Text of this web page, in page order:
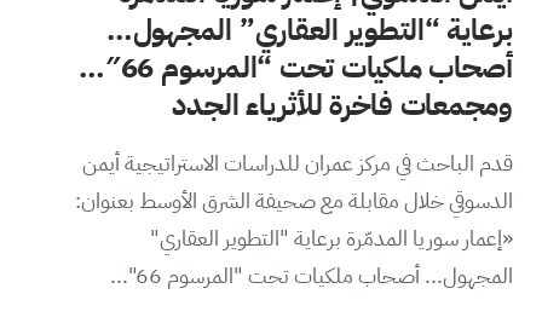
برعاية “التطوير العقاري” المجهول…
أصحاب ملكيات تحت “المرسوم 66″…
ومجمعات فاخرة للأثرياء الجدد
قدم الباحث في مركز عمران للدراسات الاستراتيجية أيمن
الدسوقي خلال مقابلة مع صحيفة الشرق الأوسط بعنوان:
«إعمار سوريا المدمّرة برعاية "التطوير العقاري"
المجهول... أصحاب ملكيات تحت "المرسوم 66"...